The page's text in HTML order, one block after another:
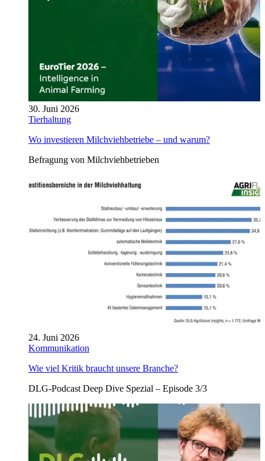
30. Juni 2026
Tierhaltung
Wo investieren Milchviehbetriebe – und warum?
Befragung von Milchviehbetrieben
24. Juni 2026
Kommunikation
Wie viel Kritik braucht unsere Branche?
DLG-Podcast Deep Dive Spezial – Episode 3/3